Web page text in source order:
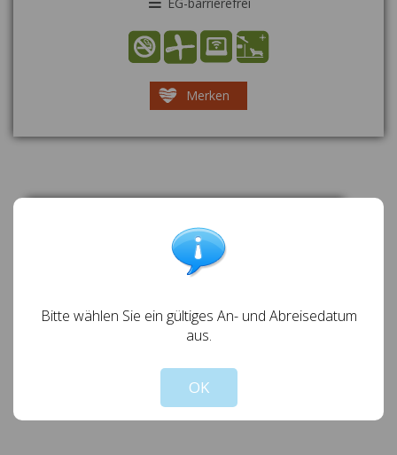
Merken
EINE WOCHE BLEIBEN - NUR
6 NÄCHTE ZAHLEN IM
SEPTEMBER (AUSSER SA.-SA. U
Gültig 23.08.2026 bis 08.10.2026
Bitte wählen Sie ein gültiges An- und Abreisedatum
aus.
OK